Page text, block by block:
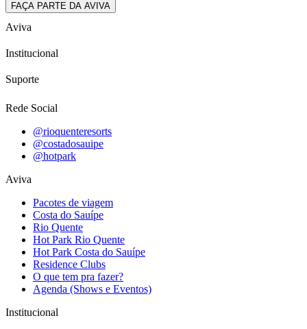
FAÇA PARTE DA AVIVA
Aviva
Institucional
Suporte
Rede Social
@rioquenteresorts
@costadosauipe
@hotpark
Aviva
Pacotes de viagem
Costa do Sauípe
Rio Quente
Hot Park Rio Quente
Hot Park Costa do Sauípe
Residence Clubs
O que tem pra fazer?
Agenda (Shows e Eventos)
Institucional